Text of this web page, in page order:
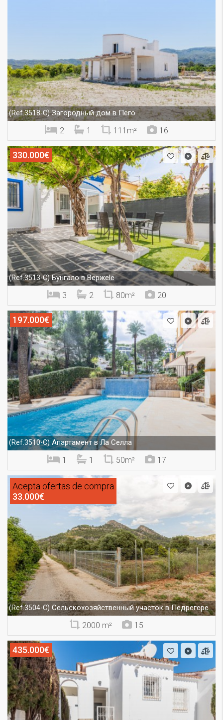
(Ref.3518-C)Загородный дом в Пего
2 1 111m² 16
330.000€
(Ref.3513-C)Бунгало в Вержеle
3 2 80m² 20
197.000€
(Ref.3510-C)Апартамент в Ла Селла
1 1 50m² 17
Acepta ofertas de compra
33.000€
(Ref.3504-C) Сельскохозяйственный участок в Педрегере
2000 m² 15
435.000€